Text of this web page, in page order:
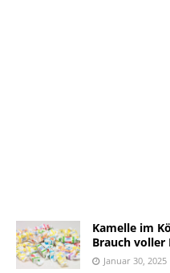
Kamelle im
Brauch voller
Januar 30, 2025